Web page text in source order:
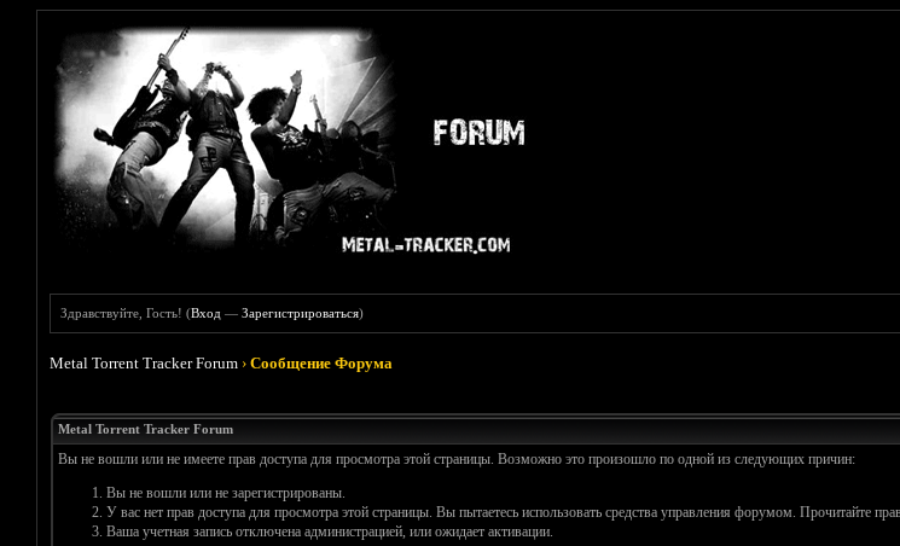
Здравствуйте, Гость! (Вход —Зарегистрироваться)
Metal Torrent Tracker Forum ›Сообщение Форума
Metal Torrent Tracker Forum
Вы не вошли или не имеете прав доступа для просмотра этой страницы. Возможно это произошло по одной из следующих причин:
Вы не вошли или не зарегистрированы.
У вас нет прав доступа для просмотра этой страницы. Вы пытаетесь использовать средства управления форумом. Прочитайте
Ваша учетная запись отключена администрацией, или ожидает активации.